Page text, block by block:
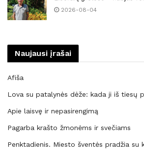
2026-08-04
Naujausi įrašai
Afiša
Lova su patalynės dėže: kada ji iš tiesų
Apie laisvę ir nepasirengimą
Pagarba krašto žmonėms ir svečiams
Penktadienis. Miesto šventės pradžia su